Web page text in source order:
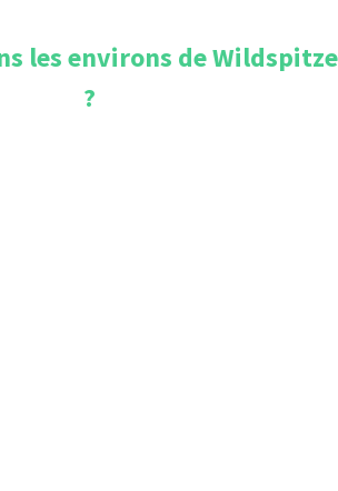
les environs deWildspitze
?